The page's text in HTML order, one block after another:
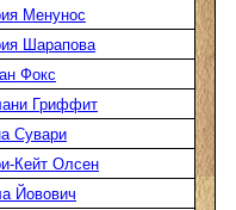
Менунос
Шарапова
Фокс
Гриффит
Сувари
Кейт Олсен
Йовович